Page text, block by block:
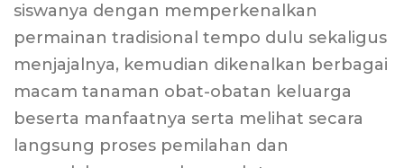
siswanya dengan memperkenalkan
permainan tradisional tempo dulu sekaligus
menjajalnya, kemudian dikenalkan berbagai
macam tanaman obat-obatan keluarga
beserta manfaatnya serta melihat secara
langsung proses pemilahan dan